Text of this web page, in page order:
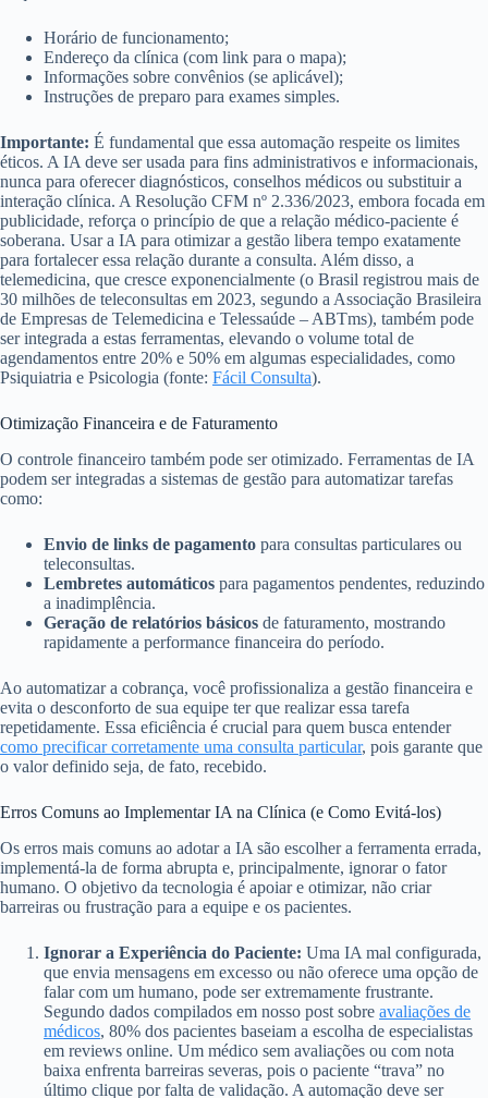
Horário de funcionamento;
Endereço da clínica (com link para o mapa);
Informações sobre convênios (se aplicável);
Instruções de preparo para exames simples.
Importante: É fundamental que essa automação respeite os limites
éticos. A IA deve ser usada para fins administrativos e informacionais,
nunca para oferecer diagnósticos, conselhos médicos ou substituir a
interação clínica. A Resolução CFM nº 2.336/2023, embora focada em
publicidade, reforça o princípio de que a relação médico-paciente é
soberana. Usar a IA para otimizar a gestão libera tempo exatamente
para fortalecer essa relação durante a consulta. Além disso, a
telemedicina, que cresce exponencialmente (o Brasil registrou mais de
30 milhões de teleconsultas em 2023, segundo a Associação Brasileira
de Empresas de Telemedicina e Telessaúde – ABTms), também pode
ser integrada a estas ferramentas, elevando o volume total de
agendamentos entre 20% e 50% em algumas especialidades, como
Psiquiatria e Psicologia (fonte: Fácil Consulta).
Otimização Financeira e de Faturamento
O controle financeiro também pode ser otimizado. Ferramentas de IA
podem ser integradas a sistemas de gestão para automatizar tarefas
como:
Envio de links de pagamento para consultas particulares ou
teleconsultas.
Lembretes automáticos para pagamentos pendentes, reduzindo
a inadimplência.
Geração de relatórios básicos de faturamento, mostrando
rapidamente a performance financeira do período.
Ao automatizar a cobrança, você profissionaliza a gestão financeira e
evita o desconforto de sua equipe ter que realizar essa tarefa
repetidamente. Essa eficiência é crucial para quem busca entender
como precificar corretamente uma consulta particular, pois garante que
o valor definido seja, de fato, recebido.
Erros Comuns ao Implementar IA na Clínica (e Como Evitá-los)
Os erros mais comuns ao adotar a IA são escolher a ferramenta errada,
implementá-la de forma abrupta e, principalmente, ignorar o fator
humano. O objetivo da tecnologia é apoiar e otimizar, não criar
barreiras ou frustração para a equipe e os pacientes.
Ignorar a Experiência do Paciente: Uma IA mal configurada,
que envia mensagens em excesso ou não oferece uma opção de
falar com um humano, pode ser extremamente frustrante.
Segundo dados compilados em nosso post sobre avaliações de
médicos, 80% dos pacientes baseiam a escolha de especialistas
em reviews online. Um médico sem avaliações ou com nota
baixa enfrenta barreiras severas, pois o paciente “trava” no
último clique por falta de validação. A automação deve ser